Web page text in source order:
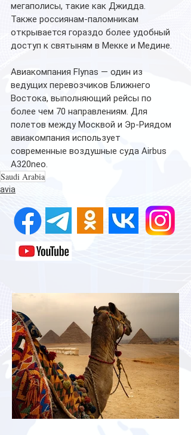
мегаполисы, такие как Джидда.
Также россиянам-паломникам
открывается гораздо более удобный
доступ к святыням в Мекке и Медине.
Авиакомпания Flynas — один из
ведущих перевозчиков Ближнего
Востока, выполняющий рейсы по
более чем 70 направлениям. Для
полетов между Москвой и Эр-Риядом
авиакомпания использует
современные воздушные суда Airbus
A320neo.
Saudi Arabia
avia